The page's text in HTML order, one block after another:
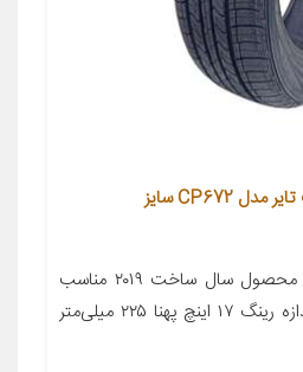
لاستیک خودرو جِی پِلَنت تایر مدل CP672 سایز
معرفی محصول جزئیات محصول سال ساخت ۲۰۱۹ مناسب
برای خودرو کیا کادنزا اندازه رینگ ۱۷ اینچ پهنا ۲۲۵ میلی‌متر